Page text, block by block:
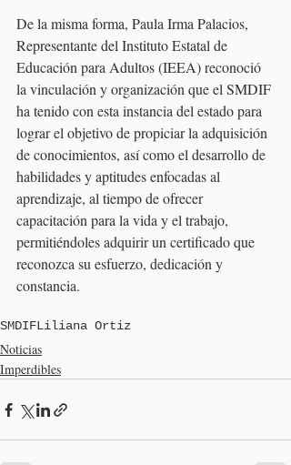
De la misma forma, Paula Irma Palacios,
Representante del Instituto Estatal de
Educación para Adultos (IEEA) reconoció
la vinculación y organización que el SMDIF
ha tenido con esta instancia del estado para
lograr el objetivo de propiciar la adquisición
de conocimientos, así como el desarrollo de
habilidades y aptitudes enfocadas al
aprendizaje, al tiempo de ofrecer
capacitación para la vida y el trabajo,
permitiéndoles adquirir un certificado que
reconozca su esfuerzo, dedicación y
constancia.
SMDIFLiliana Ortiz
Noticias
Imperdibles